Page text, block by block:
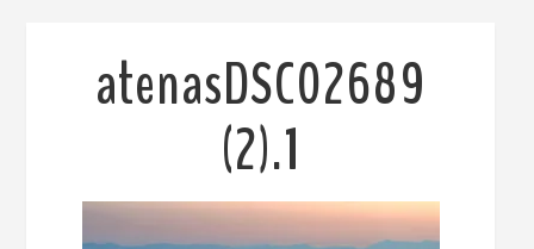
atenasDSC02689
(2).1